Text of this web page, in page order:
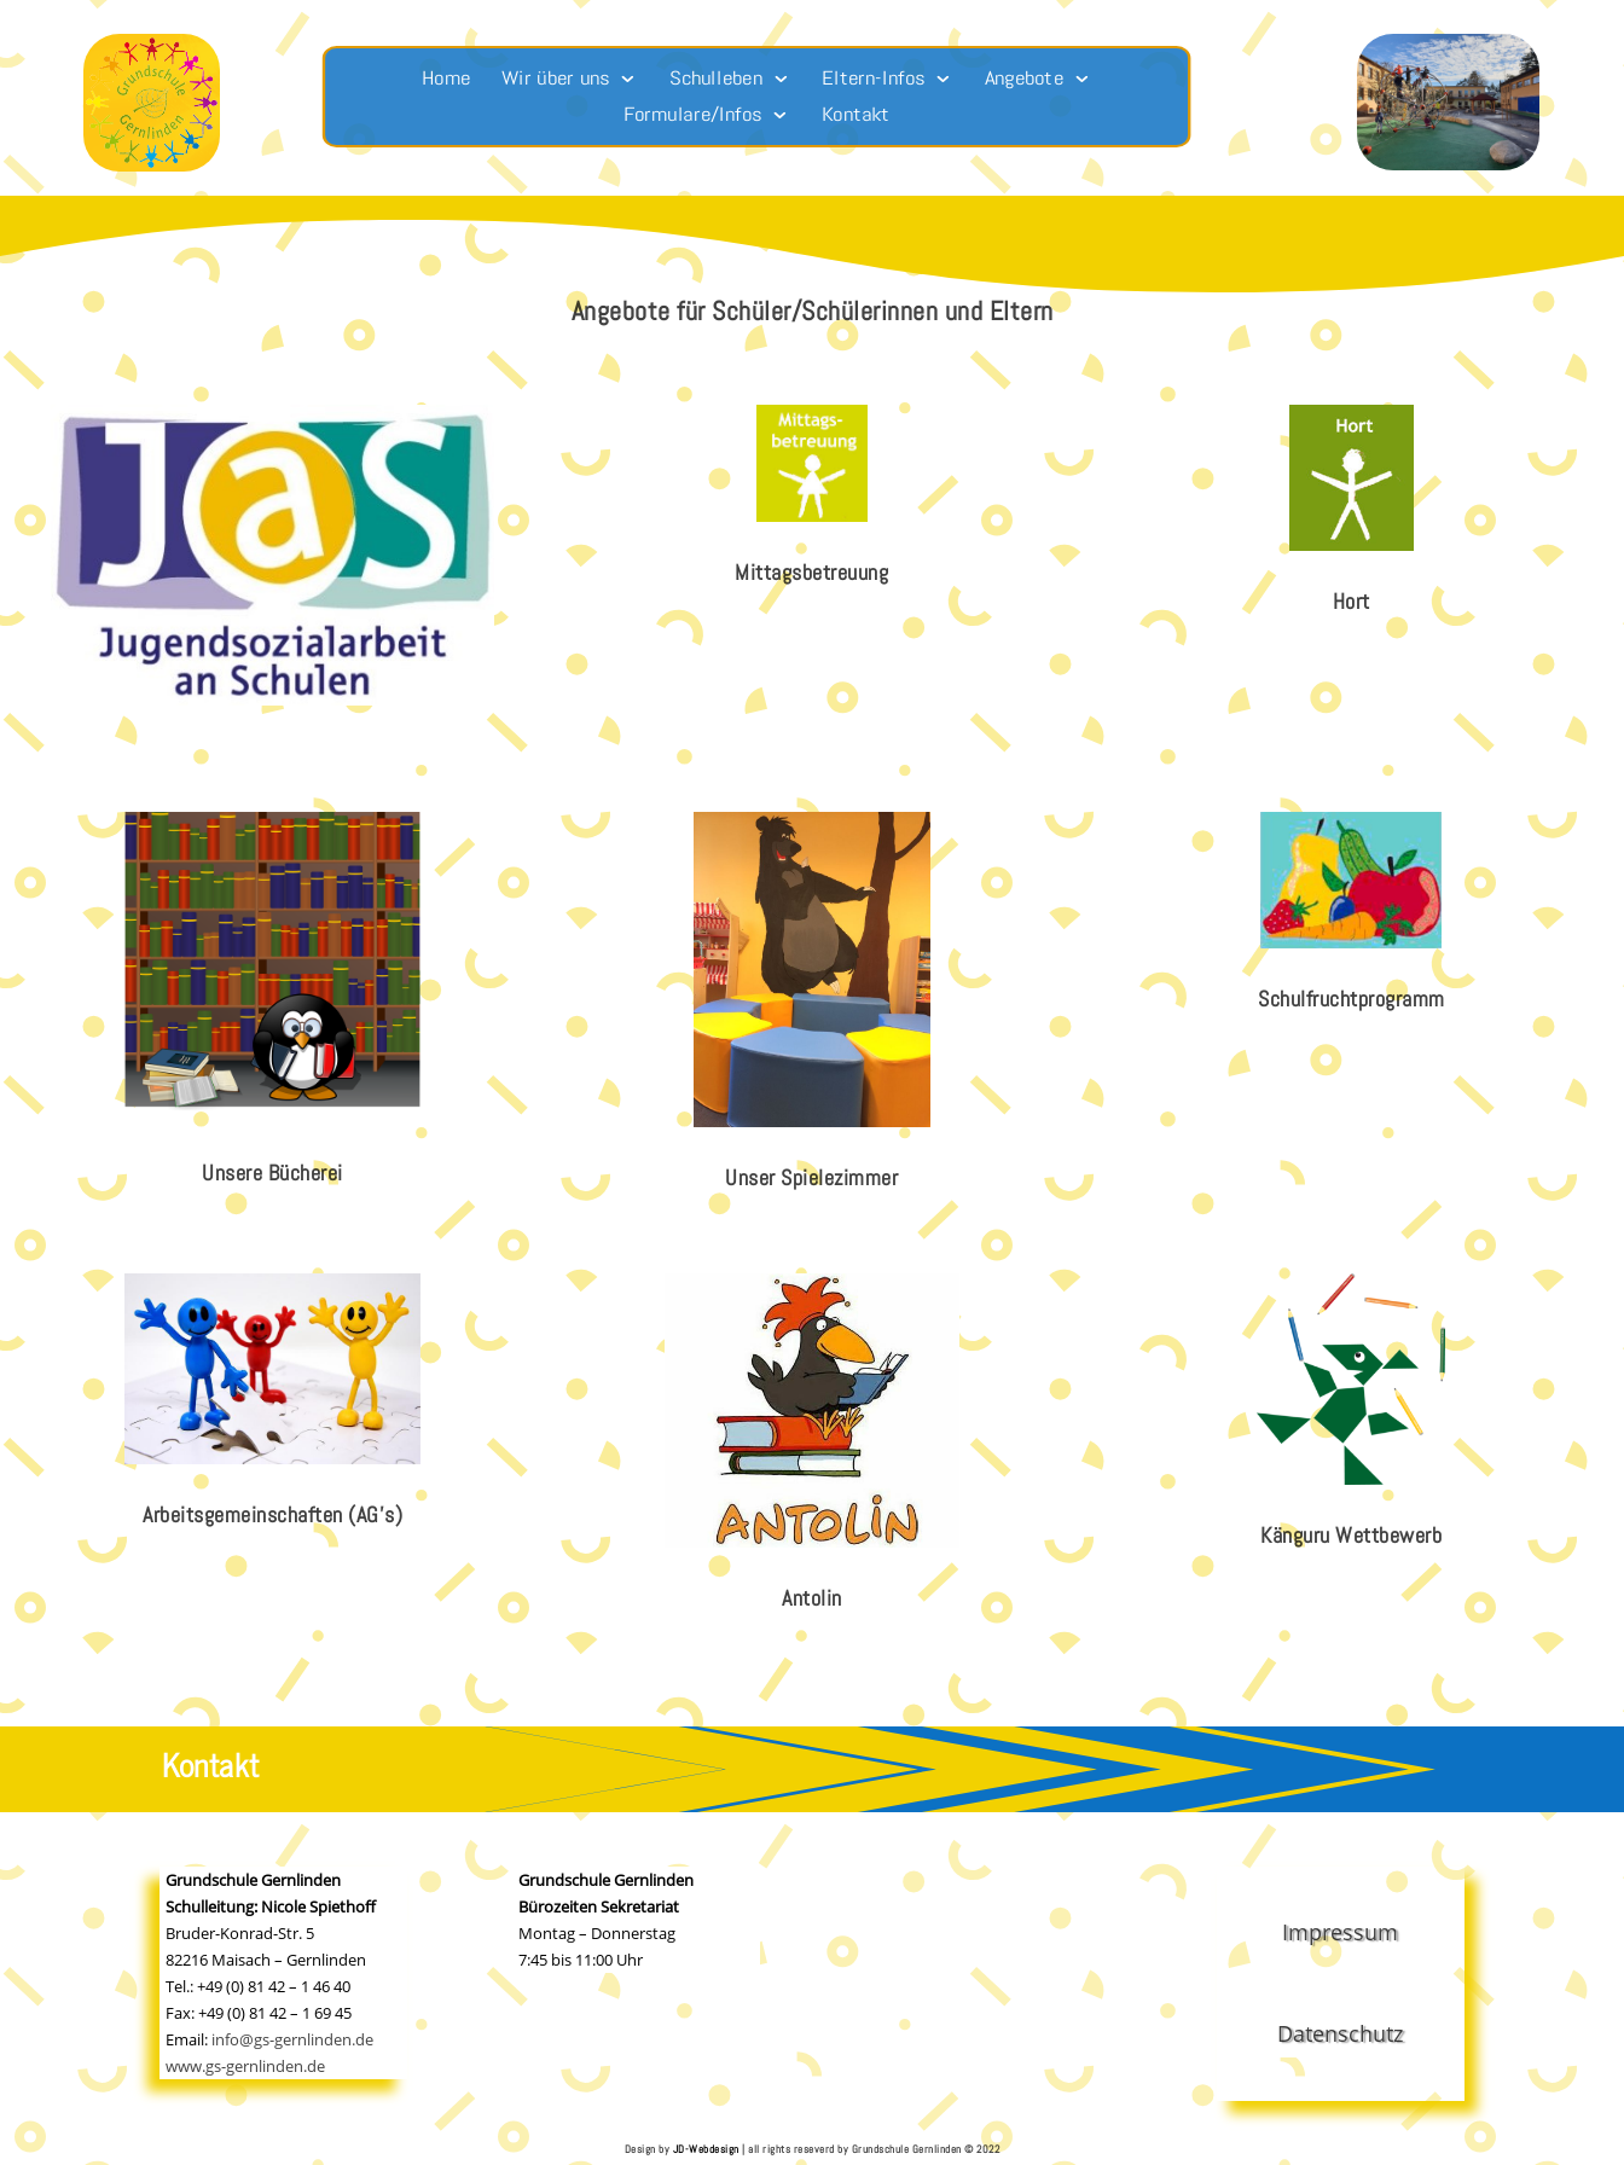
Home Wir über uns Schulleben Eltern-Infos
Angebote
Formulare/Infos
Kontakt
Angebote für Schüler/Schülerinnen und Eltern
Mittagsbetreuung
Hort
Unsere Bücherei Unser Spielezimmer
Schulfruchtprogramm
Arbeitsgemeinschaften (AG's)
Antolin
Känguru Wettbewerb
Kontakt
Grundschule Gernlinden
Schulleitung: Nicole Spiethoff
Bruder-Konrad-Str. 5
82216 Maisach – Gernlinden
Tel.: +49 (0) 81 42 – 1 46 40
Fax: +49 (0) 81 42 – 1 69 45
Email: info@gs-gernlinden.de
www.gs-gernlinden.de
Grundschule Gernlinden
Bürozeiten Sekretariat
Montag – Donnerstag
7:45 bis 11:00 Uhr
Impressum
Datenschutz
Design by JD-Webdesign | all rights reseverd by Grundschule Gernlinden © 2022